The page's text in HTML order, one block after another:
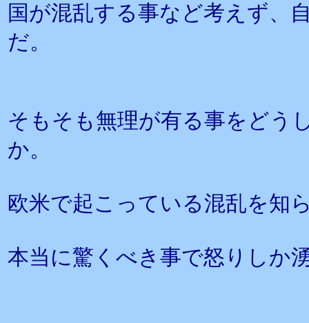
国が混乱する事など考えず、
だ。
そもそも無理が有る事をどう
か。
欧米で起こっている混乱を知
本当に驚くべき事で怒りしか